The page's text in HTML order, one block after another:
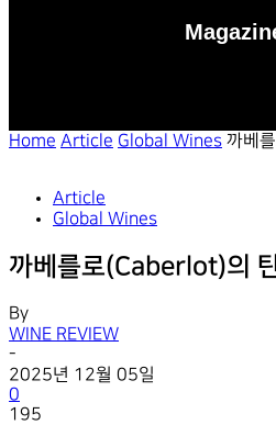
Home Article Global Wines 까베
Article
Global Wines
까베를로(Caberlot)의
By
WINE REVIEW
-
2025년 12월 05일
0
195